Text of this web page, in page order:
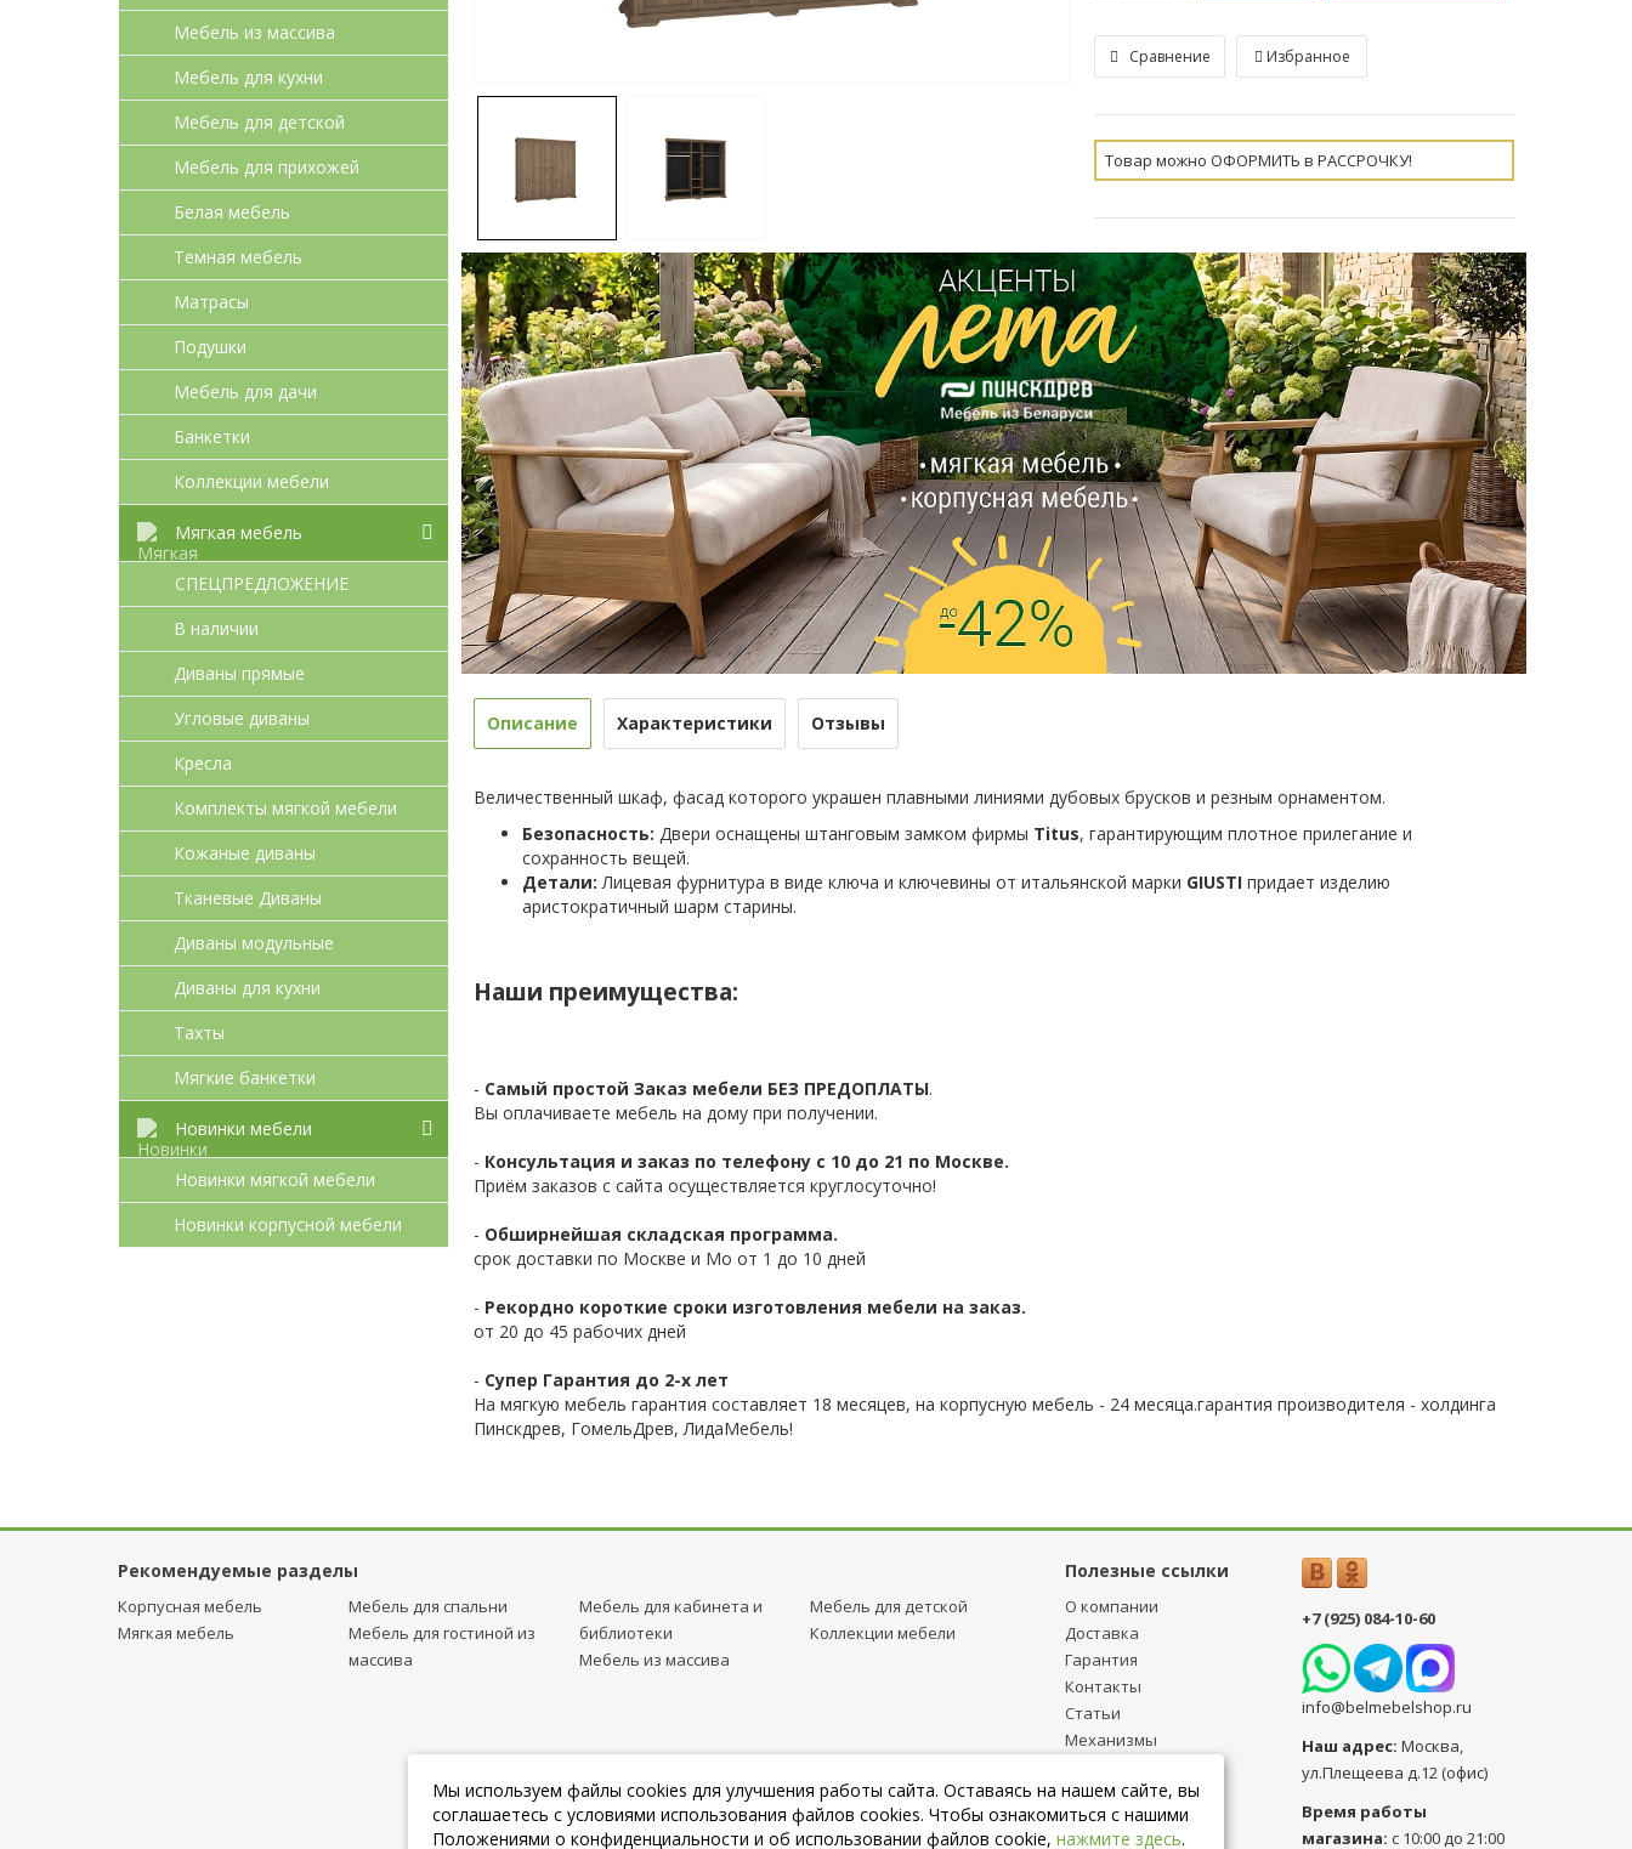
Мебель из массива
Мебель для кухни
Мебель для детcкой
Мебель для прихожей
Белая мебель
Темная мебель
Матрасы
Подушки
Мебель для дачи
Банкетки
Коллекции мебели
Мягкая мебель
СПЕЦПРЕДЛОЖЕНИЕ
В наличии
Диваны прямые
Угловые диваны
Кресла
Комплекты мягкой мебели
Кожаные диваны
Тканевые Диваны
Диваны модульные
Диваны для кухни
Тахты
Мягкие банкетки
Новинки мебели
Новинки мягкой мебели
Новинки корпусной мебели
Сравнение Избранное
Товар можно ОФОРМИТЬ в РАССРОЧКУ!
Описание Характеристики Отзывы
Величественный шкаф, фасад которого украшен плавными линиями дубовых брусков и резным орнаментом.
Безопасность: Двери оснащены штанговым замком фирмы Titus, гарантирующим плотное прилегание и
сохранность вещей.
Детали: Лицевая фурнитура в виде ключа и ключевины от итальянской марки GIUSTIпридает изделию
аристократичный шарм старины.
Наши преимущества:
- Самый простой Заказ мебели БЕЗ ПРЕДОПЛАТЫ.
Вы оплачиваете мебель на дому при получении.
- Консультация и заказ по телефону с 10 до 21 по Москве.
Приём заказов с сайта осуществляется круглосуточно!
- Обширнейшая складская программа.
срок доставки по Москве и Мо от 1 до 10 дней
- Рекордно короткие сроки изготовления мебели на заказ.
от 20 до 45 рабочих дней
- Супер Гарантия до 2-х лет
На мягкую мебель гарантия составляет 18 месяцев, на корпусную мебель - 24 месяца.гарантия производителя - холдинга
Пинскдрев, ГомельДрев, ЛидаМебель!
Рекомендуемые разделы Полезные ссылки
Корпусная мебель
Мягкая мебель
Мебель для спальни
Мебель для гостиной из
массива
Мебель для кабинета и
библиотеки
Мебель из массива
Мебель для детcкой
Коллекции мебели
О компании
Доставка
Гарантия
Контакты
Статьи
Механизмы
Публичная оферта
+7 (925) 084-10-60
info@belmebelshop.ru
Наш адрес: Москва
ул.Плещеева д.12 (офис)
Время работы
магазина: с 10:00 до 21:00
Мы используем файлы cookies для улучшения работы сайта. Оставаясь на нашем сайте, вы
соглашаетесь с условиями использования файлов cookies. Чтобы ознакомиться с нашими
Положениями о конфиденциальности и об использовании файлов cookie, нажмите здесь.